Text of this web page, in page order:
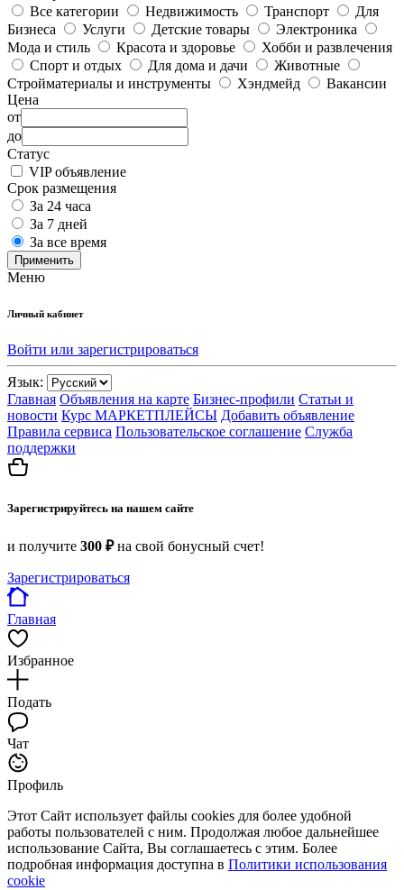
Все категории
Недвижимость Транспорт
Для
Бизнеса
Услуги Детские товары
Электроника
Мода и стиль
Красота и здоровье
Хобби и развлечения
Спорт и отдых
Для дома и дачи
Животные
Стройматериалы и инструменты
Хэндмейд
Вакансии
Цена
от
до
Статус
VIP объявление
Срок размещения
За 24 часа
За 7 дней
За все время
Применить
Меню
Личный кабинет
Войти или зарегистрироваться
Язык:
Главная Объявления на карте Бизнес-профили Статьи и
новости Курс МАРКЕТПЛЕЙСЫ Добавить объявление
Правила сервиса Пользовательское соглашение Служба
поддержки
Зарегистрируйтесь на нашем сайте
и получите 300 ₽на свой бонусный счет!
Зарегистрироваться
Главная
Избранное
Подать
Чат
Профиль
Этот Сайт использует файлы cookies для более удобной
работы пользователей с ним. Продолжая любое дальнейшее
использование Сайта, Вы соглашаетесь с этим. Более
подробная информация доступна в Политики использования
cookie